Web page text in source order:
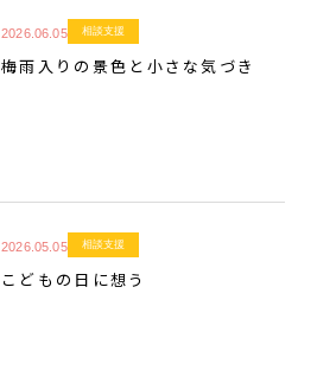
2026.06.05 相談支援
梅雨入りの景色と小さな気づき
2026.05.05 相談支援
こどもの日に想う